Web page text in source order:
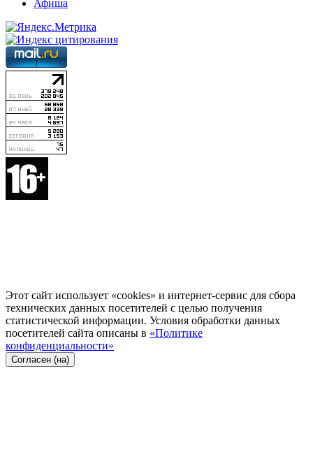
Афиша
Этот сайт использует «cookies» и интернет-сервис для сбора
технических данных посетителей с целью получения
статистической информации. Условия обработки данных
посетителей сайта описаны в «Политике
конфиденциальности»
Согласен (на)